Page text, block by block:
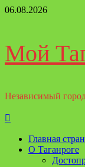
Перейти
06.08.2026
Мой
Независимый
Главная
О Таганроге